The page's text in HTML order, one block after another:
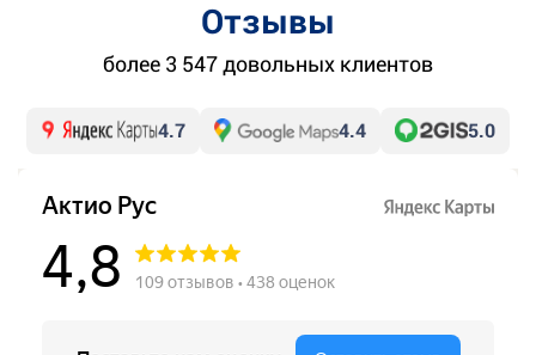
Отзывы
более 3 547 довольных клиентов
4.7 4.4 5.0